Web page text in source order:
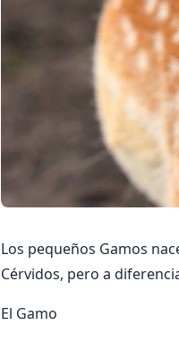
Los pequeños Gamos
Cérvidos, pero a
El Gamo